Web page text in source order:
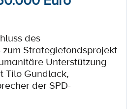
des
zum Strategiefondsprojekt
Unterstützung
Tilo Gundlack,
der SPD-